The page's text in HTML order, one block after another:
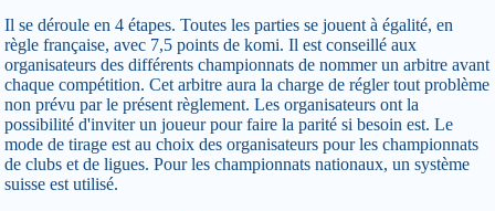
Il se déroule en 4 étapes. Toutes les parties se jouent à égalité, en
règle française, avec 7,5 points de komi. Il est conseillé aux
organisateurs des différents championnats de nommer un arbitre avant
chaque compétition. Cet arbitre aura la charge de régler tout problème
non prévu par le présent règlement. Les organisateurs ont la
possibilité d'inviter un joueur pour faire la parité si besoin est. Le
mode de tirage est au choix des organisateurs pour les championnats
de clubs et de ligues. Pour les championnats nationaux, un système
suisse est utilisé.